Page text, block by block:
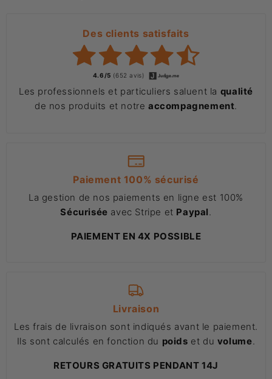
Des clients satisfaits
4.6/5 (652 avis)
Les professionnels et particuliers saluent la qualité
de nos produits et notre accompagnement.
Paiement 100% sécurisé
La gestion de nos paiements en ligne est 100%
Sécurisée avec Stripe et Paypal.
PAIEMENT EN 4X POSSIBLE
Livraison
Les frais de livraison sont indiqués avant le paiement.
Ils sont calculés en fonction du poids et du volume.
RETOURS GRATUITS PENDANT 14J